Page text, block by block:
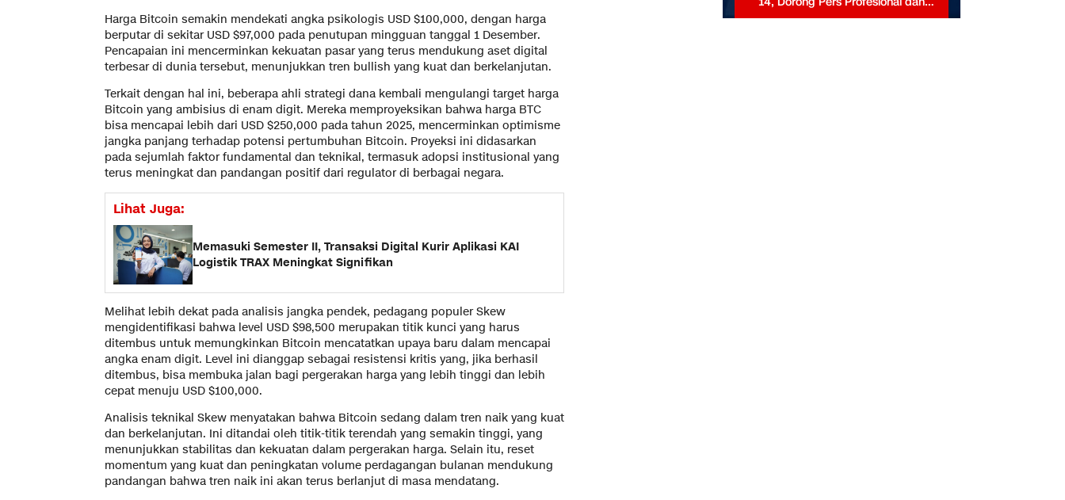
Harga Bitcoin semakin mendekati angka psikologis USD $100,000, dengan harga
berputar di sekitar USD $97,000 pada penutupan mingguan tanggal 1 Desember.
Pencapaian ini mencerminkan kekuatan pasar yang terus mendukung aset digital
terbesar di dunia tersebut, menunjukkan tren bullish yang kuat dan berkelanjutan.
Terkait dengan hal ini, beberapa ahli strategi dana kembali mengulangi target harga
Bitcoin yang ambisius di enam digit. Mereka memproyeksikan bahwa harga BTC
bisa mencapai lebih dari USD $250,000 pada tahun 2025, mencerminkan optimisme
jangka panjang terhadap potensi pertumbuhan Bitcoin. Proyeksi ini didasarkan
pada sejumlah faktor fundamental dan teknikal, termasuk adopsi institusional yang
terus meningkat dan pandangan positif dari regulator di berbagai negara.
Lihat Juga:
Memasuki Semester II, Transaksi Digital Kurir Aplikasi KAI
Logistik TRAX Meningkat Signifikan
Melihat lebih dekat pada analisis jangka pendek, pedagang populer Skew
mengidentifikasi bahwa level USD $98,500 merupakan titik kunci yang harus
ditembus untuk memungkinkan Bitcoin mencatatkan upaya baru dalam mencapai
angka enam digit. Level ini dianggap sebagai resistensi kritis yang, jika berhasil
ditembus, bisa membuka jalan bagi pergerakan harga yang lebih tinggi dan lebih
cepat menuju USD $100,000.
Analisis teknikal Skew menyatakan bahwa Bitcoin sedang dalam tren naik yang kuat
dan berkelanjutan. Ini ditandai oleh titik-titik terendah yang semakin tinggi, yang
menunjukkan stabilitas dan kekuatan dalam pergerakan harga. Selain itu, reset
momentum yang kuat dan peningkatan volume perdagangan bulanan mendukung
pandangan bahwa tren naik ini akan terus berlanjut di masa mendatang.
Berkontribusi untuk Masyarakat